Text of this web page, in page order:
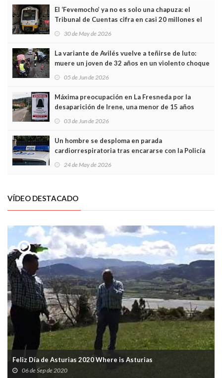
El ‘Fevemocho’ ya no es solo una chapuza: el
Tribunal de Cuentas cifra en casi 20 millones el
30 de May de 2026
La variante de Avilés vuelve a teñirse de luto:
muere un joven de 32 años en un violento choque
05 de Jun de 2026
Máxima preocupación en La Fresneda por la
desaparición de Irene, una menor de 15 años
03 de Jun de 2026
Un hombre se desploma en parada
cardiorrespiratoria tras encararse con la Policía
24 de May de 2026
VÍDEO DESTACADO
Feliz Día de Asturias 2020 Where is Asturias
06 de Sep de 2020